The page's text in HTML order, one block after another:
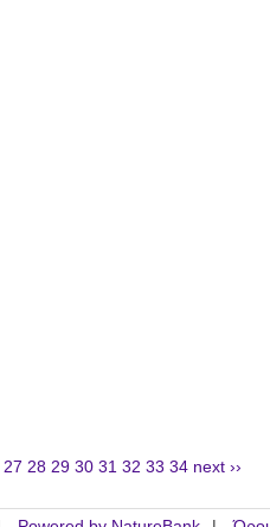
27 28 29 30 31 32 33 34 next ››